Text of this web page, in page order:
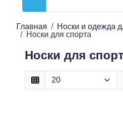
Главная
Носки и одежда
Носки для спорта
Носки для